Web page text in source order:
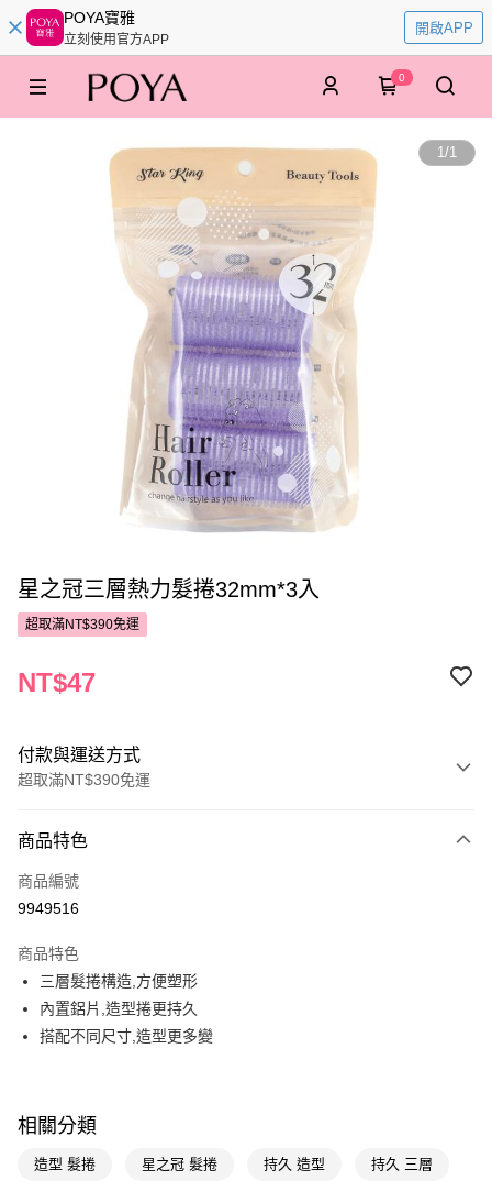
POYA寶雅
立刻使用官方APP
開啟APP
0
1/1
星之冠三層熱力髮捲32mm*3入
超取滿NT$390免運
NT$47
付款與運送方式
超取滿NT$390免運
POYA支付
信用卡一次付款
LINE Pay
Apple Pay
Google Pay
商品特色
商品編號
9949516
商品特色
三層髮捲構造,方便塑形
內置鋁片,造型捲更持久
搭配不同尺寸,造型更多變
相關分類
造型 髮捲 星之冠 髮捲 持久 造型 持久 三層